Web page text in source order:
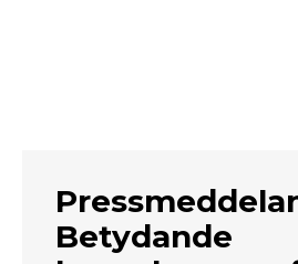
Betydande